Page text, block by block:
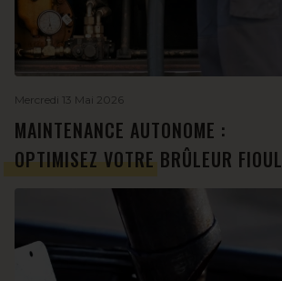
Mercredi 13 Mai 2026
MAINTENANCE AUTONOME :
OPTIMISEZ VOTRE BRÛLEUR FIOUL